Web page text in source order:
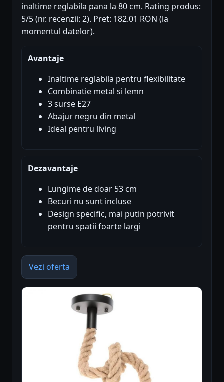
inaltime reglabila pana la 80 cm. Rating produs:
5/5 (nr. recenzii: 2). Pret: 182.01 RON (la
momentul datelor).
Avantaje
Inaltime reglabila pentru flexibilitate
Combinatie metal si lemn
3 surse E27
Abajur negru din metal
Ideal pentru living
Dezavantaje
Lungime de doar 53 cm
Becuri nu sunt incluse
Design specific, mai putin potrivit
pentru spatii foarte largi
Vezi oferta